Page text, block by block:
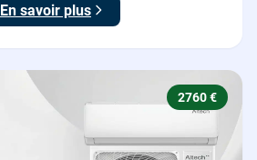
En savoir plus
2760 €